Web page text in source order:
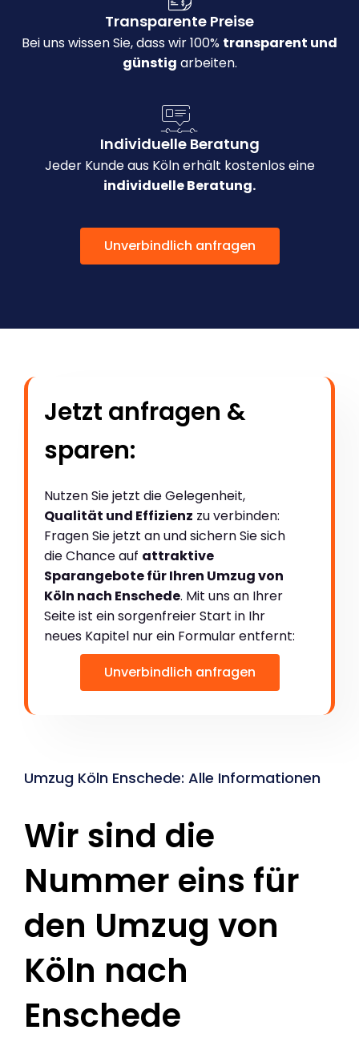
Transparente Preise
Bei uns wissen Sie, dass wir 100% transparent und
günstig arbeiten.
Individuelle Beratung
Jeder Kunde aus Köln erhält kostenlos eine
individuelle Beratung.
Unverbindlich anfragen
Jetzt anfragen &
sparen:
Nutzen Sie jetzt die Gelegenheit,
Qualität und Effizienz zu verbinden:
Fragen Sie jetzt an und sichern Sie sich
die Chance auf attraktive
Sparangebote für Ihren Umzug von
Köln nach Enschede. Mit uns an Ihrer
Seite ist ein sorgenfreier Start in Ihr
neues Kapitel nur ein Formular entfernt:
Unverbindlich anfragen
Umzug Köln Enschede: Alle Informationen
Wir sind die
Nummer eins für
den Umzug von
Köln nach
Enschede